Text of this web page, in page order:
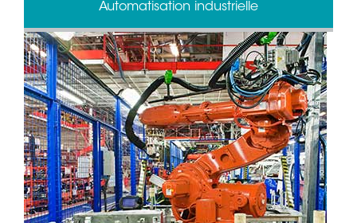
Automatisation industrielle